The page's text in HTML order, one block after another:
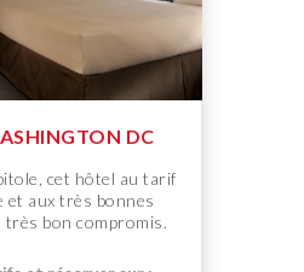
DC
cet hôtel au tarif
et aux très bonnes
très bon compromis.